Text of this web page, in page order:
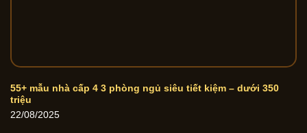
55+ mẫu nhà cấp 4 3 phòng ngủ siêu tiết kiệm – dưới 350
triệu
22/08/2025